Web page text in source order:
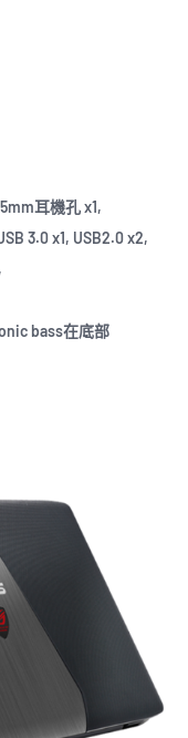
耳機孔 x1,
3.0 x1, USB2.0 x2,
bass在底部